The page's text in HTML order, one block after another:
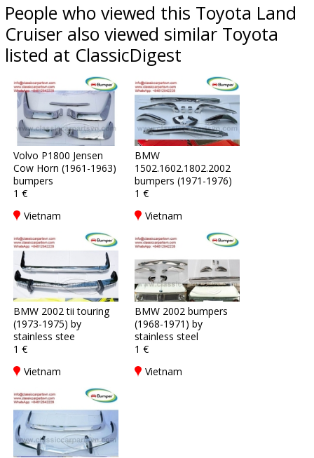
People who viewed this Toyota Land
Cruiser also viewed similar Toyota
listed at ClassicDigest
Volvo P1800 Jensen
Cow Horn (1961-1963)
bumpers
1 €
Vietnam
BMW
1502.1602.1802.2002
bumpers (1971-1976)
1 €
Vietnam
BMW 2002 tii touring
(1973-1975) by
stainless stee
1 €
Vietnam
BMW 2002 bumpers
(1968-1971) by
stainless steel
1 €
Vietnam